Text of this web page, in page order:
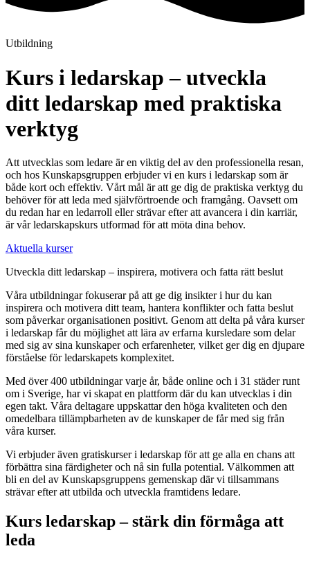
Utbildning
Kurs i ledarskap – utveckla
ditt ledarskap med praktiska
verktyg
Att utvecklas som ledare är en viktig del av den professionella resan,
och hos Kunskapsgruppen erbjuder vi en kurs i ledarskap som är
både kort och effektiv. Vårt mål är att ge dig de praktiska verktyg du
behöver för att leda med självförtroende och framgång. Oavsett om
du redan har en ledarroll eller strävar efter att avancera i din karriär,
är vår ledarskapskurs utformad för att möta dina behov.
Aktuella kurser
Utveckla ditt ledarskap – inspirera, motivera och fatta rätt beslut
Våra utbildningar fokuserar på att ge dig insikter i hur du kan
inspirera och motivera ditt team, hantera konflikter och fatta beslut
som påverkar organisationen positivt. Genom att delta på våra kurser
i ledarskap får du möjlighet att lära av erfarna kursledare som delar
med sig av sina kunskaper och erfarenheter, vilket ger dig en djupare
förståelse för ledarskapets komplexitet.
Med över 400 utbildningar varje år, både online och i 31 städer runt
om i Sverige, har vi skapat en plattform där du kan utvecklas i din
egen takt. Våra deltagare uppskattar den höga kvaliteten och den
omedelbara tillämpbarheten av de kunskaper de får med sig från
våra kurser.
Vi erbjuder även gratiskurser i ledarskap för att ge alla en chans att
förbättra sina färdigheter och nå sin fulla potential. Välkommen att
bli en del av Kunskapsgruppens gemenskap där vi tillsammans
strävar efter att utbilda och utveckla framtidens ledare.
Kurs ledarskap – stärk din förmåga att
leda